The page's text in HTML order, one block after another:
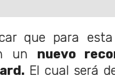
que para
un nuevo
El cual será